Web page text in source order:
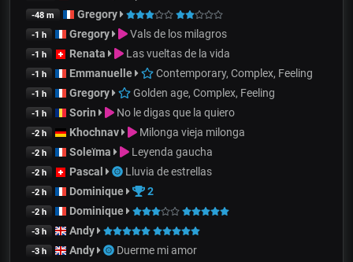
-48 m Gregory
-1 h Gregory Vals de los milagros
-1 h Renata Las vueltas de la vida
-1 h Emmanuelle Contemporary, Complex, Feeling
-1 h Gregory Golden age, Complex, Feeling
-1 h Sorin No le digas que la quiero
-2 h Khochnav Milonga vieja milonga
-2 h Soleïma Leyenda gaucha
-2 h Pascal Lluvia de estrellas
-2 h Dominique 2
-2 h Dominique
-3 h Andy
-3 h Andy Duerme mi amor